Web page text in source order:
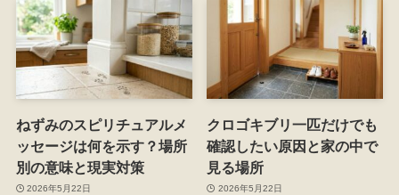
ねずみのスピリチュアルメ
ッセージは何を示す？場所
別の意味と現実対策
2026年5月22日
クロゴキブリ一匹だけでも
確認したい原因と家の中で
見る場所
2026年5月22日